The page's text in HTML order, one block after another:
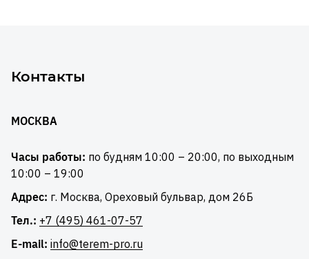
Контакты
МОСКВА
Часы работы: по будням 10:00 – 20:00, по выходным
10:00 – 19:00
Адрес: г. Москва, Ореховый бульвар, дом 26Б
Тел.: +7 (495) 461-07-57
E-mail: info@terem-pro.ru